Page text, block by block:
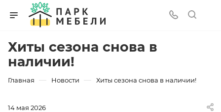
Хиты сезона снова в
наличии!
Главная — Новости — Хиты сезона снова в наличии!
14 мая 2026